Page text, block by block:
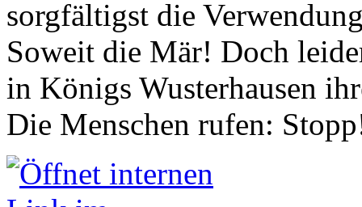
sorgfältigst die
Soweit die Mär! Doch
in Königs Wusterhausen
Die Menschen rufen: